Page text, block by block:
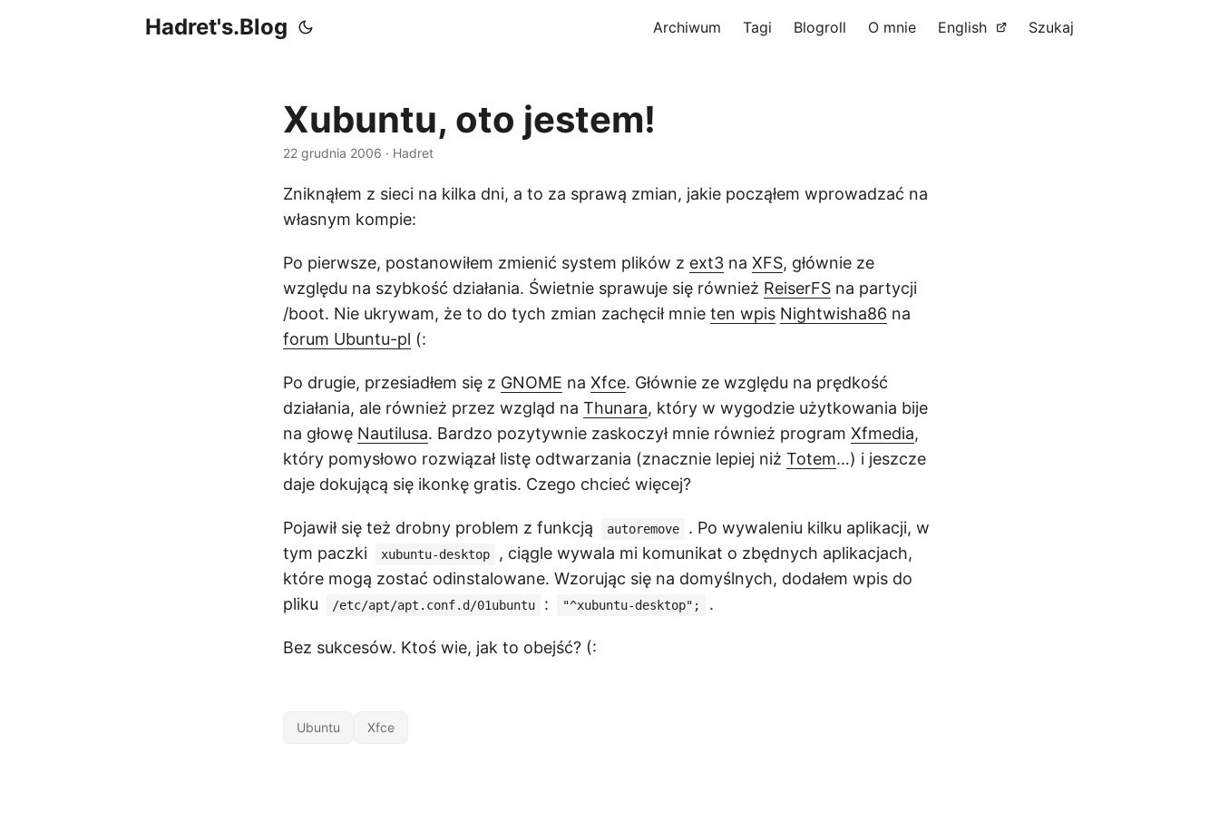
Hadret's.Blog Archiwum Tagi Blogroll O mnie English Szukaj
Xubuntu, oto jestem!
22 grudnia 2006 · Hadret
Zniknąłem z sieci na kilka dni, a to za sprawą zmian, jakie począłem wprowadzać na
własnym kompie:
Po pierwsze, postanowiłem zmienić system plików z ext3 na XFS, głównie ze
względu na szybkość działania. Świetnie sprawuje się również ReiserFS na partycji
/boot. Nie ukrywam, że to do tych zmian zachęcił mnie ten wpis Nightwisha86 na
forum Ubuntu-pl (:
Po drugie, przesiadłem się z GNOME na Xfce. Głównie ze względu na prędkość
działania, ale również przez wzgląd na Thunara, który w wygodzie użytkowania bije
na głowę Nautilusa. Bardzo pozytywnie zaskoczył mnie również program Xfmedia,
który pomysłowo rozwiązał listę odtwarzania (znacznie lepiej niż Totem…) i jeszcze
daje dokującą się ikonkę gratis. Czego chcieć więcej?
Pojawił się też drobny problem z funkcją autoremove
. Po wywaleniu kilku aplikacji, w
tym paczki
xubuntu-desktop
, ciągle wywala mi komunikat o zbędnych aplikacjach,
które mogą zostać odinstalowane. Wzorując się na domyślnych, dodałem wpis do
pliku
/etc/apt/apt.conf.d/01ubuntu : "^xubuntu-desktop"; .
Bez sukcesów. Ktoś wie, jak to obejść? (:
Ubuntu Xfce